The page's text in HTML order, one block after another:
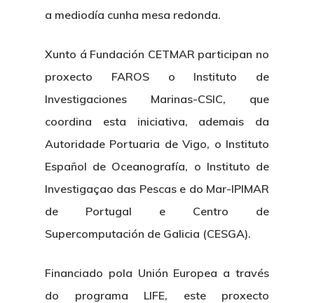
a mediodía cunha mesa redonda.
Xunto á Fundación CETMAR participan no
proxecto FAROS o Instituto de
Investigaciones Marinas-CSIC, que
coordina esta iniciativa, ademais da
Autoridade Portuaria de Vigo, o Instituto
Español de Oceanografía, o Instituto de
Investigaçao das Pescas e do Mar-IPIMAR
de Portugal e Centro de
Supercomputación de Galicia (CESGA).
Financiado pola Unión Europea a través
do programa LIFE, este proxecto